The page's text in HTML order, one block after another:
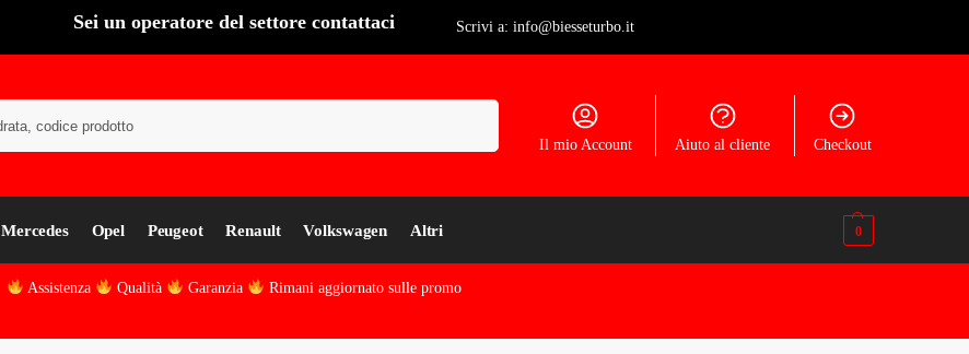
Sei un operatore del settore contattaci Scrivi a: info@biesseturbo.it
Il mio Account Aiuto al cliente Checkout
Mercedes Opel Peugeot Renault Volkswagen Altri 0
Assistenza Qualità Garanzia Rimani aggiornato sulle promo